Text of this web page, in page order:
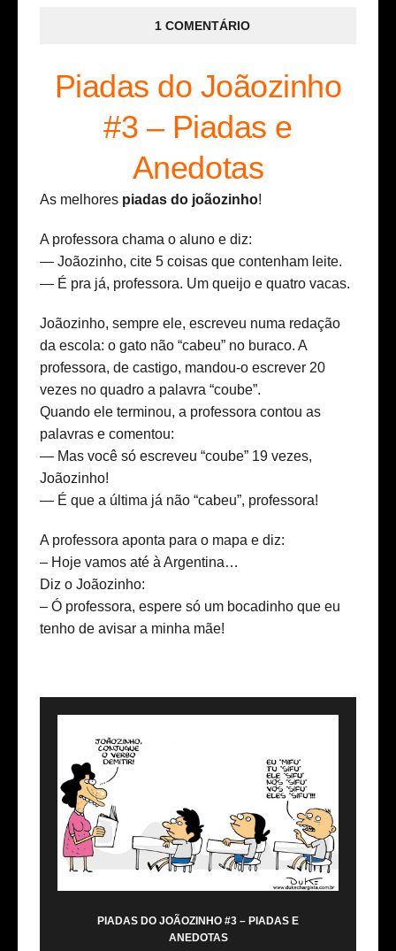
1 COMENTÁRIO
Piadas do Joãozinho
#3 – Piadas e
Anedotas
As melhores piadas do joãozinho!
A professora chama o aluno e diz:
— Joãozinho, cite 5 coisas que contenham leite.
— É pra já, professora. Um queijo e quatro vacas.
Joãozinho, sempre ele, escreveu numa redação
da escola: o gato não “cabeu” no buraco. A
professora, de castigo, mandou-o escrever 20
vezes no quadro a palavra “coube”.
Quando ele terminou, a professora contou as
palavras e comentou:
— Mas você só escreveu “coube” 19 vezes,
Joãozinho!
— É que a última já não “cabeu”, professora!
A professora aponta para o mapa e diz:
– Hoje vamos até à Argentina…
Diz o Joãozinho:
– Ó professora, espere só um bocadinho que eu
tenho de avisar a minha mãe!
PIADAS DO JOÃOZINHO #3 – PIADAS E
ANEDOTAS